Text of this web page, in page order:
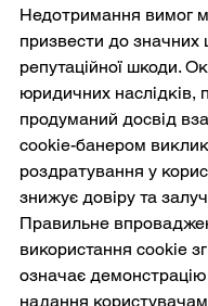
Недотримання вимог
призвести до значних
репутаційної шкоди.
юридичних наслідків,
продуманий досвід
cookie-банером
роздратування у
знижує довіру та
Правильне
використання cookie
означає демонстрацію
надання